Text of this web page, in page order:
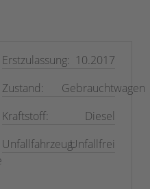
Erstzulassung: 10.2017
Zustand:
Gebrauchtwagen
Kraftstoff:
Diesel
Unfallfahrzeug:Unfallfrei